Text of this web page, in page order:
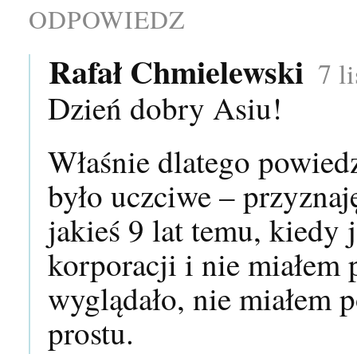
ODPOWIEDZ
Rafał Chmielewski 7
Dzień dobry Asiu!
Właśnie dlatego
było uczciwe –
jakieś 9 lat temu, kiedy
korporacji i nie miałem
wyglądało, nie miałem
prostu.